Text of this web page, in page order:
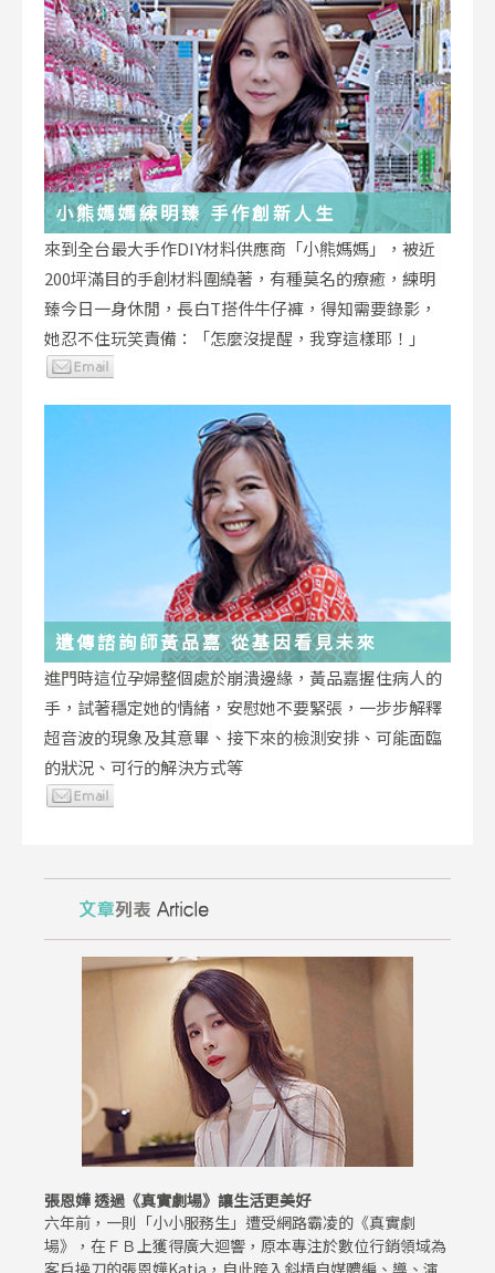
小熊媽媽練明臻 手作創新人生
來到全台最大手作DIY材料供應商「小熊媽媽」，被近
200坪滿目的手創材料圍繞著，有種莫名的療癒，練明
臻今日一身休閒，長白T搭件牛仔褲，得知需要錄影，
她忍不住玩笑責備：「怎麼沒提醒，我穿這樣耶！」
遺傳諮詢師黃品嘉 從基因看見未來
進門時這位孕婦整個處於崩潰邊緣，黃品嘉握住病人的
手，試著穩定她的情緒，安慰她不要緊張，一步步解釋
超音波的現象及其意畢、接下來的檢測安排、可能面臨
的狀況、可行的解決方式等
張恩嬅 透過《真實劇場》讓生活更美好
六年前，一則「小小服務生」遭受網路霸凌的《真實劇
場》，在ＦＢ上獲得廣大迴響，原本專注於數位行銷領域為
客戶操刀的張恩嬅Katia，自此跨入斜槓自媒體編、導、演